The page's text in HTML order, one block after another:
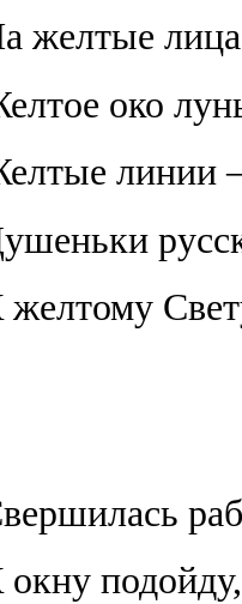
желтые
око
линии
желтому